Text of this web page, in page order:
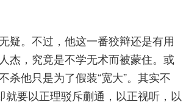
疑。不过，他这一番狡辩还是有用
杰，究竟是不学无术而被蒙住。或
他只是为了假装“宽大”。其实不
就要以正理驳斥蒯通，以正视听，以